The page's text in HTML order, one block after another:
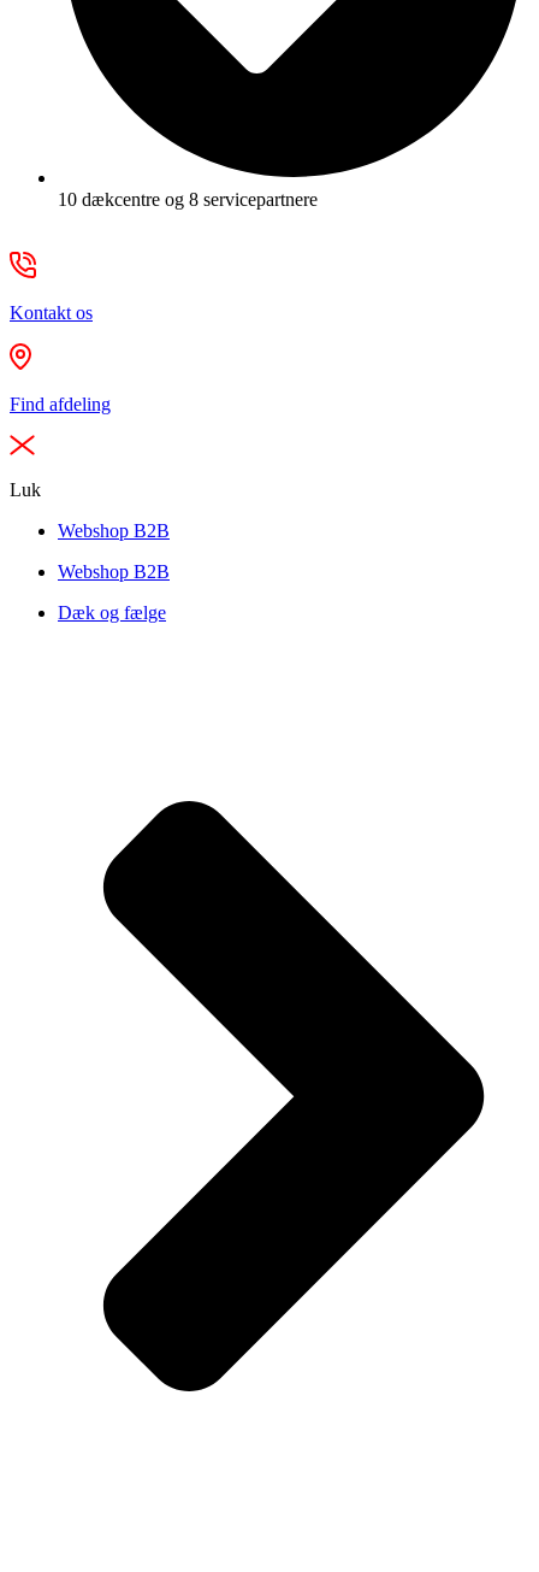
10 dækcentre og 8 servicepartnere
Kontakt os
Find afdeling
Luk
Webshop B2B
Webshop B2B
Dæk og fælge